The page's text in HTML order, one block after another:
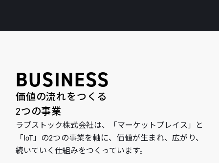
BUSINESS
価値の流れをつくる
2つの事業
ラブストック株式会社は、「マーケットプレイス」と
「IoT」の2つの事業を軸に、価値が生まれ、広がり、
続いていく仕組みをつくっています。